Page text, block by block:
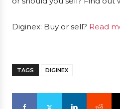
Diginex: Buy or sell? Read
TAGS DIGINEX